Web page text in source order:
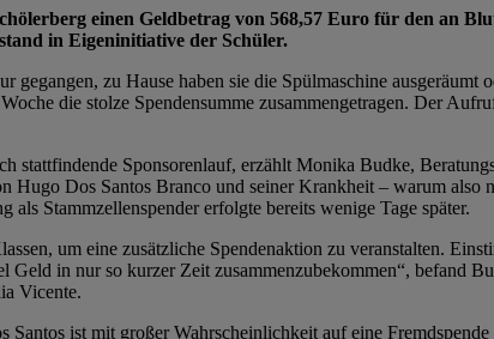
einen Geldbetrag von 568,57 Euro für den an
in Eigeninitiative der Schüler.
zu Hause haben sie die Spülmaschine ausgeräumt
die stolze Spendensumme zusammengetragen. Der
stattfindende Sponsorenlauf, erzählt Monika Budke,
Hugo Dos Santos Branco und seiner Krankheit – warum
Stammzellenspender erfolgte bereits wenige Tage später.
um eine zusätzliche Spendenaktion zu veranstalten.
in nur so kurzer Zeit zusammenzubekommen“, befand
Vicente.
ist mit großer Wahrscheinlichkeit auf eine